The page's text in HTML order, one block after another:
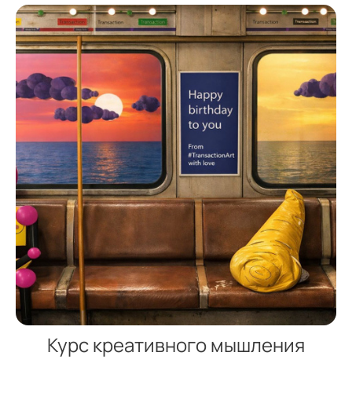
Курс креативного мышления